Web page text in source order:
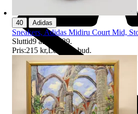
40 Adidas
Sneakers, Adidas Midiru Court Mid,
Sluttid9 aug 19:39.
Pris:215 kr,Ledande bud.